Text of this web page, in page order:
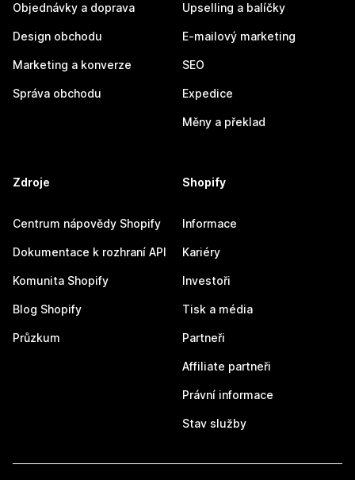
Objednávky a doprava
Design obchodu
Marketing a konverze
Správa obchodu
Upselling a balíčky
E-mailový marketing
SEO
Expedice
Měny a překlad
Zdroje
Centrum nápovědy Shopify
Dokumentace k rozhraní API
Komunita Shopify
Blog Shopify
Průzkum
Shopify
Informace
Kariéry
Investoři
Tisk a média
Partneři
Affiliate partneři
Právní informace
Stav služby